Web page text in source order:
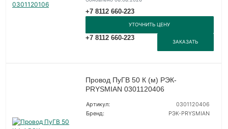
+7 8112 660-223
УТОЧНИТЬ ЦЕНУ
+7 8112 660-223
ЗАКАЗАТЬ
Провод ПуГВ 50 К (м) РЭК-
PRYSMIAN 0301120406
Артикул:
0301120406
Бренд:
РЭК-PRYSMIAN